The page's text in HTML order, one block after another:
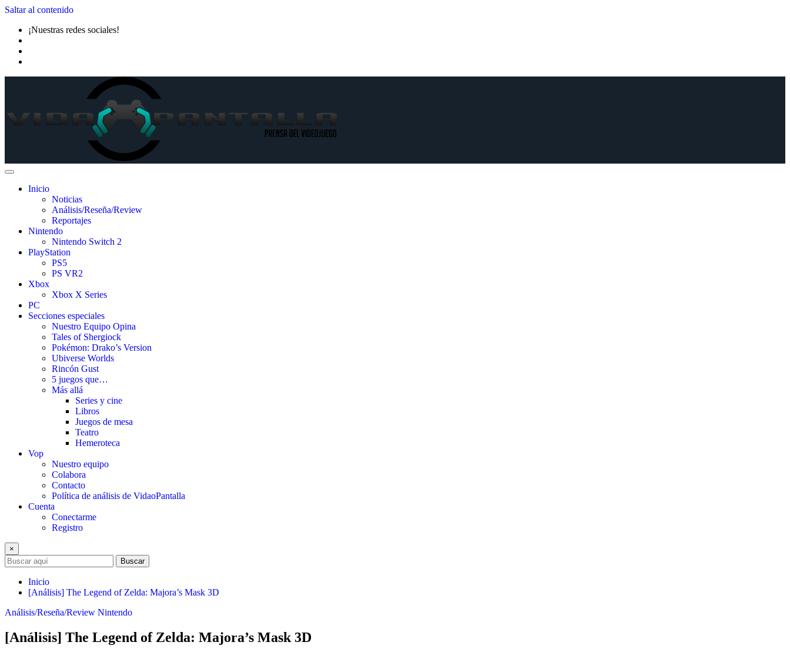
Saltar al contenido
¡Nuestras redes sociales!
Inicio
Noticias
Análisis/Reseña/Review
Reportajes
Nintendo
Nintendo Switch 2
PlayStation
PS5
PS VR2
Xbox
Xbox X Series
PC
Secciones especiales
Nuestro Equipo Opina
Tales of Shergiock
Pokémon: Drako’s Version
Ubiverse Worlds
Rincón Gust
5 juegos que…
Más allá
Series y cine
Libros
Juegos de mesa
Teatro
Hemeroteca
Vop
Nuestro equipo
Colabora
Contacto
Política de análisis de VidaoPantalla
Cuenta
Conectarme
Registro
×
Buscar
Inicio
[Análisis] The Legend of Zelda: Majora’s Mask 3D
Análisis/Reseña/Review Nintendo
[Análisis] The Legend of Zelda: Majora’s Mask 3D